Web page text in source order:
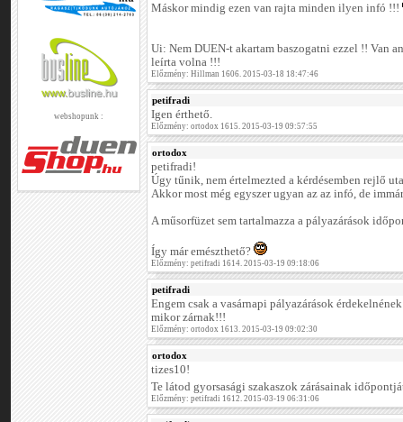
webshopunk :
Máskor mindig ezen van rajta minden ilyen infó !!!
Ui: Nem DUEN-t akartam baszogatni ezzel !! Van
leírta volna !!!
Előzmény: Hillman 1606. 2015-03-18 18:47:46
petifradi
Igen érthető.
Előzmény: ortodox 1615. 2015-03-19 09:57:55
ortodox
petifradi!
Úgy tűnik, nem értelmezted a kérdésemben rejlő
Akkor most még egyszer ugyan az az infó, de
A műsorfüzet sem tartalmazza a pályazárások
Így már emészthető?
Előzmény: petifradi 1614. 2015-03-19 09:18:06
petifradi
Engem csak a vasárnapi pályazárások
mikor zárnak!!!
Előzmény: ortodox 1613. 2015-03-19 09:02:30
ortodox
tizes10!
Te látod gyorsasági szakaszok zárásainak
Előzmény: petifradi 1612. 2015-03-19 06:31:06